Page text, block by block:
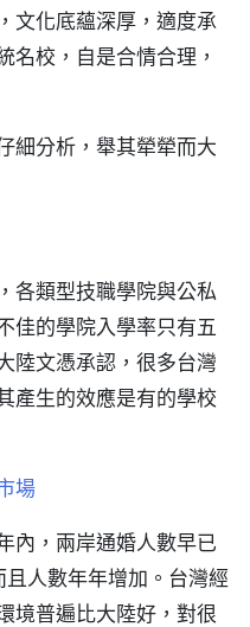
文化底蘊深厚，適度承
名校，自是合情合理，
細分析，舉其犖犖而大
各類型技職學院與公私
佳的學院入學率只有五
陸文憑承認，很多台灣
產生的效應是有的學校
場
內，兩岸通婚人數早已
人數年年增加。台灣經
境普遍比大陸好，對很